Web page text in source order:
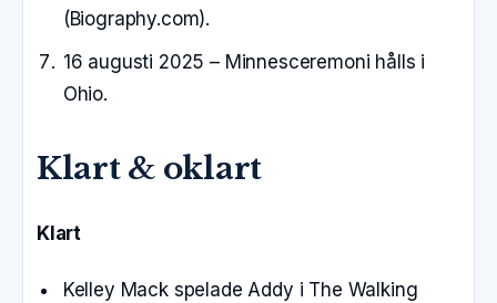
(Biography.com).
16 augusti 2025 – Minnesceremoni hålls i
Ohio.
Klart & oklart
Klart
Kelley Mack spelade Addy i The Walking